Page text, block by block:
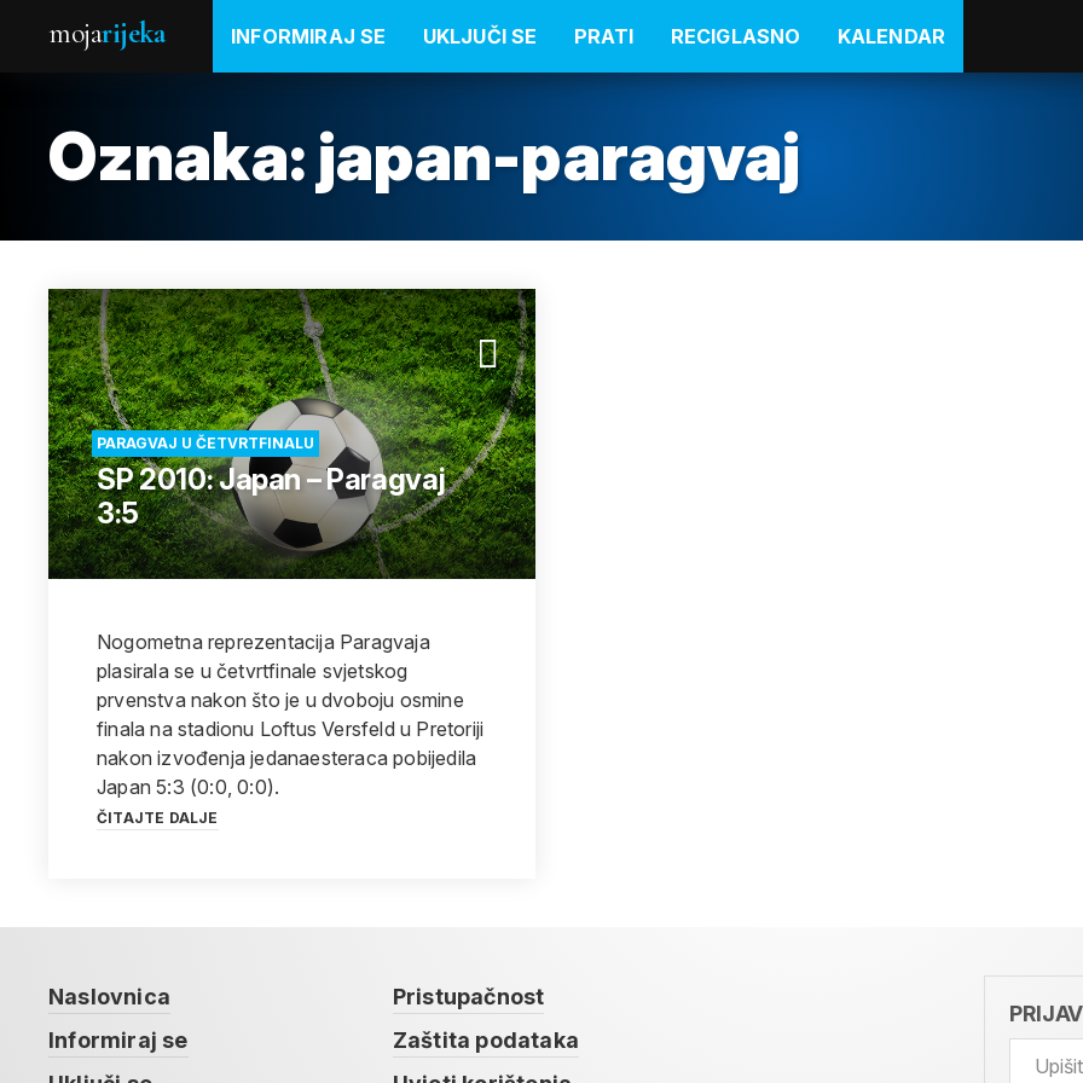
mojarijeka INFORMIRAJ SE UKLJUČI SE PRATI RECIGLASNO KALENDAR
Oznaka: japan-paragvaj
PARAGVAJ U ČETVRTFINALU
SP 2010: Japan – Paragvaj
3:5
Nogometna reprezentacija Paragvaja
plasirala se u četvrtfinale svjetskog
prvenstva nakon što je u dvoboju osmine
finala na stadionu Loftus Versfeld u Pretoriji
nakon izvođenja jedanaesteraca pobijedila
Japan 5:3 (0:0, 0:0).
ČITAJTE DALJE
Naslovnica
Informiraj se
Pristupačnost
Zaštita podataka